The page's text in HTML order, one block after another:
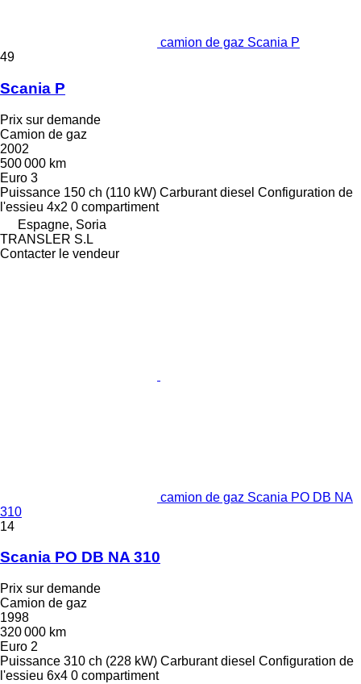
camion de gaz Scania P
49
Scania P
Prix sur demande
Camion de gaz
2002
500 000 km
Euro 3
Puissance 150 ch (110 kW) Carburant diesel Configuration de
l'essieu 4x2 0 compartiment
Espagne, Soria
TRANSLER S.L
Contacter le vendeur
camion de gaz Scania PO DB NA
310
14
Scania PO DB NA 310
Prix sur demande
Camion de gaz
1998
320 000 km
Euro 2
Puissance 310 ch (228 kW) Carburant diesel Configuration de
l'essieu 6x4 0 compartiment